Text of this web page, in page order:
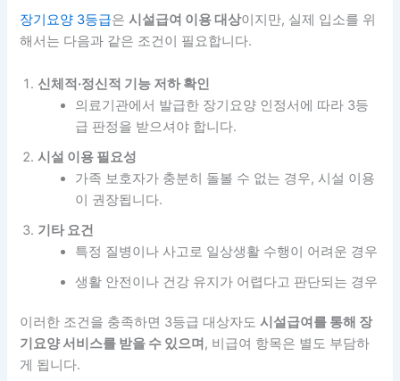
장기요양 3등급은시설급여 이용 대상이지만, 실제 입소를 위
해서는 다음과 같은 조건이 필요합니다.
신체적·정신적 기능 저하 확인
의료기관에서 발급한 장기요양 인정서에 따라 3등
급 판정을 받으셔야 합니다.
시설 이용 필요성
가족 보호자가 충분히 돌볼 수 없는 경우, 시설 이용
이 권장됩니다.
기타 요건
특정 질병이나 사고로 일상생활 수행이 어려운 경우
생활 안전이나 건강 유지가 어렵다고 판단되는 경우
이러한 조건을 충족하면 3등급 대상자도시설급여를 통해 장
기요양 서비스를 받을 수 있으며 , 비급여 항목은 별도 부담하
게 됩니다.